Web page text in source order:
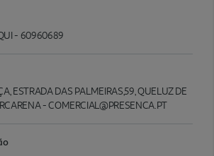
- 60960689
ESTRADA DAS PALMEIRAS,59, QUELUZ DE
- COMERCIAL@PRESENCA.PT